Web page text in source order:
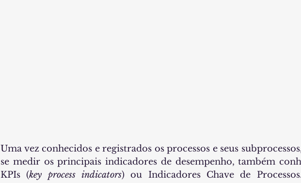
Uma vez conhecidos e registrados os processos e seus
se medir os principais indicadores de desempenho, também
KPIs (key process indicators) ou Indicadores Chave de